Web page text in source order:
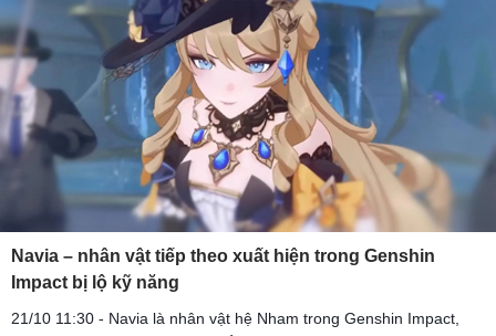
Navia – nhân vật tiếp theo xuất hiện trong Genshin
Impact bị lộ kỹ năng
21/10 11:30 - Navia là nhân vật hệ Nham trong Genshin Impact,